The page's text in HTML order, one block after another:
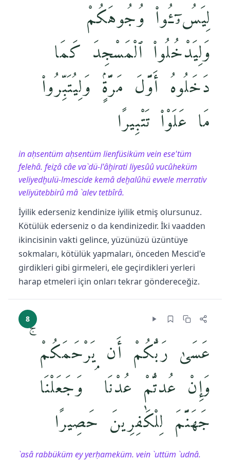
لِيَسُۥٓـُٔوا۟ وُجُوهَكُمْ
وَلِيَدْخُلُوا۟ ٱلْمَسْجِدَ كَمَا
دَخَلُوهُ أَوَّلَ مَرَّةٍۢ وَلِيُتَبِّرُوا۟
مَا عَلَوْا۟ تَتْبِيرًا
in aḥsentüm aḥsentüm lienfüsiküm vein ese'tüm
felehâ. feiẕâ câe va`dü-l'âḫirati liyesûû vucûheküm
veliyedḫulü-lmescide kemâ deḫalûhü evvele merrativ
veliyütebbirû mâ `alev tetbîrâ.
İyilik ederseniz kendinize iyilik etmiş olursunuz.
Kötülük ederseniz o da kendinizedir. İki vaadden
ikincisinin vakti gelince, yüzünüzü üzüntüye
sokmaları, kötülük yapmaları, önceden Mescid'e
girdikleri gibi girmeleri, ele geçirdikleri yerleri
harap etmeleri için onları tekrar göndereceğiz.
8
عَسَىٰ رَبُّكُمْ أَن يَرْحَمَكُمْ ۚ
وَإِنْ عُدتُّمْ عُدْنَا ۘ وَجَعَلْنَا
جَهَنَّمَ لِلْكَٰفِرِينَ حَصِيرًا
`asâ rabbüküm ey yerḥameküm. vein `uttüm `udnâ.